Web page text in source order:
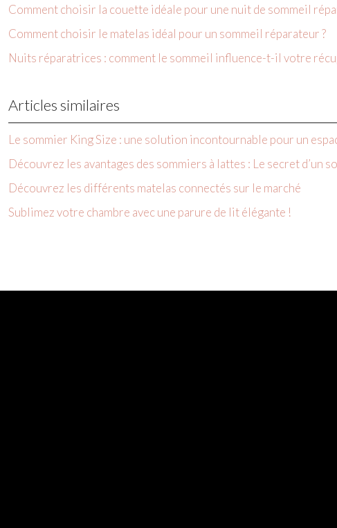
Comment choisir la couette idéale pour une nuit de sommeil
Comment choisir le matelas idéal pour un sommeil réparateur ?
Nuits réparatrices : comment le sommeil influence-t-il votre
Articles similaires
Le sommier King Size : une solution incontournable pour un
Découvrez les avantages des sommiers à lattes : Le secret d’un
Découvrez les différents matelas connectés sur le marché
Sublimez votre chambre avec une parure de lit élégante !